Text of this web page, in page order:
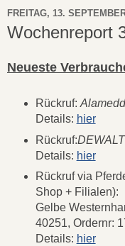
FREITAG, 13.
Wochenreport
Neueste
Rückruf:
Details: hier
Rückruf:DEWALT
Details: hier
Rückruf via
Shop + Filialen):
Gelbe
40251, Ordernr:
Details: hier